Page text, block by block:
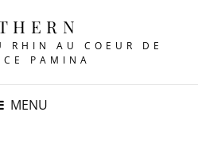
RHIN AU COEUR DE
PAMINA
MENU